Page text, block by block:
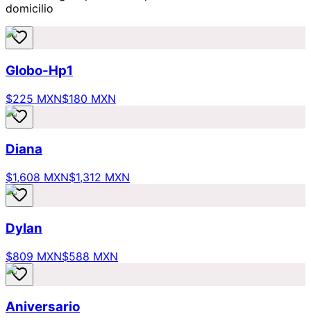
domicilio
Globo-Hp1
$225 MXN$180 MXN
Diana
$1,608 MXN$1,312 MXN
Dylan
$809 MXN$588 MXN
Aniversario